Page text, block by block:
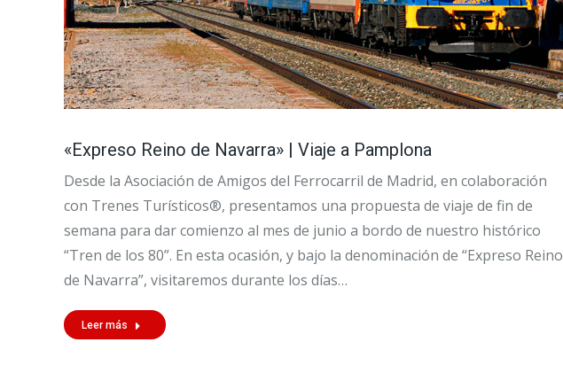
«Expreso Reino de Navarra» | Viaje a Pamplona
Desde la Asociación de Amigos del Ferrocarril de Madrid, en colaboración
con Trenes Turísticos®, presentamos una propuesta de viaje de fin de
semana para dar comienzo al mes de junio a bordo de nuestro histórico
“Tren de los 80”. En esta ocasión, y bajo la denominación de “Expreso Reino
de Navarra”, visitaremos durante los días…
Leer más